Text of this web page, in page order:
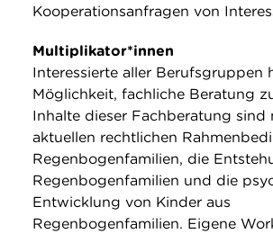
Kooperationsanfragen von
Multiplikator*innen
Interessierte aller Berufsgruppen
Möglichkeit, fachliche Beratung
Inhalte dieser Fachberatung sind
aktuellen rechtlichen
Regenbogenfamilien, die
Regenbogenfamilien und die
Entwicklung von Kinder aus
Regenbogenfamilien. Eigene